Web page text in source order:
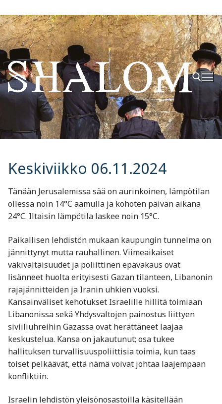
Hyppää
sisältöön
Hae:
Keskiviikko 06.11.2024
Tänään Jerusalemissa sää on aurinkoinen, lämpötilan
ollessa noin 14°C aamulla ja kohoten päivän aikana
24°C. Iltaisin lämpötila laskee noin 15°C.
Paikallisen lehdistön mukaan kaupungin tunnelma on
jännittynyt mutta rauhallinen. Viimeaikaiset
väkivaltaisuudet ja poliittinen epävakaus ovat
lisänneet huolta erityisesti Gazan tilanteen, Libanonin
rajajännitteiden ja Iranin uhkien vuoksi.
Kansainväliset kehotukset Israelille hillitä toimiaan
Libanonissa sekä Yhdysvaltojen painostus liittyen
siviiliuhreihin Gazassa ovat herättäneet laajaa
keskustelua. Kansa on jakautunut; osa tukee
hallituksen turvallisuuspoliittisia toimia, kun taas
toiset pelkäävät, että nämä voivat johtaa laajempaan
konfliktiin.
Israelin lehdistön yleisönosastoilla käsitellään